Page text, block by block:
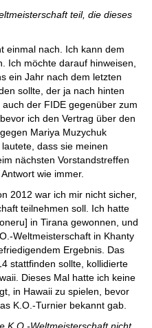
teil, die dieses
einmal nach. Ich kann dem
Ich möchte darauf hinweisen,
ein Jahr nach dem letzten
sollte, der ja nach hinten
der FIDE gegenüber zum
ich den Vertrag über den
Mariya Muzychuk
dass sie meinen
nächsten Vorstandstreffen
wie immer.
2012 war ich mir nicht sicher,
teilnehmen soll. Ich hatte
in Tirana gewonnen, und
Weltmeisterschaft in Khanty
Ergebnis. Das
stattfinden sollte, kollidierte
Dieses Mal hatte ich keine
in Hawaii zu spielen, bevor
K.O.-Turnier bekannt gab.